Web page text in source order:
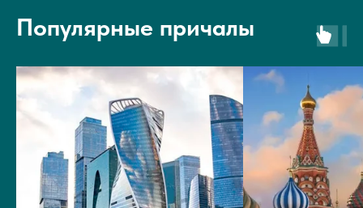
Популярные причалы